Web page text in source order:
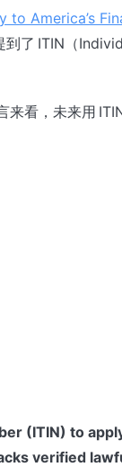
to America’s
到了 ITIN（
看，未来用
(ITIN) to
verified